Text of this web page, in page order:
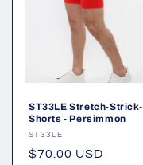
ST33LE Stretch-Strick-
Shorts - Persimmon
Anbieter:
ST33LE
Normaler
$70.00 USD